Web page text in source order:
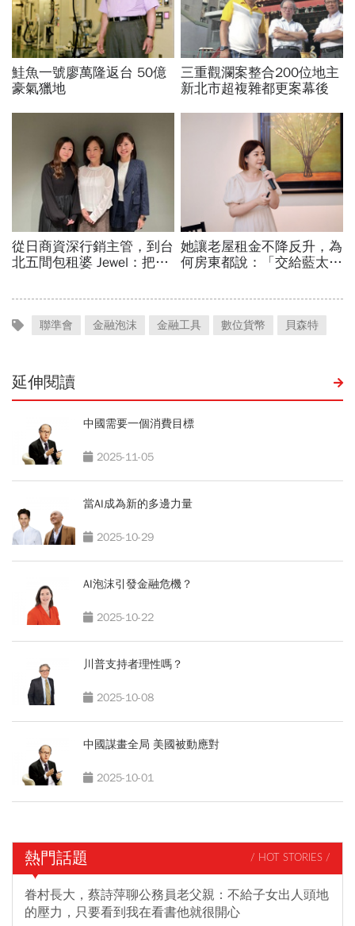
聯準會 金融泡沫 金融工具 數位貨幣 貝森特
延伸閱讀
中國需要一個消費目標
2025-11-05
當AI成為新的多邊力量
2025-10-29
AI泡沫引發金融危機？
2025-10-22
川普支持者理性嗎？
2025-10-08
中國謀畫全局 美國被動應對
2025-10-01
熱門話題 / HOT STORIES /
眷村長大，蔡詩萍聊公務員老父親：不給子女出人頭地
的壓力，只要看到我在看書他就很開心